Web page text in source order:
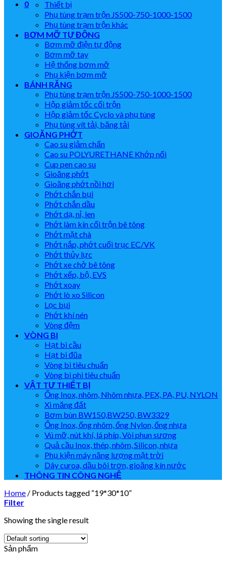
0
Thiết bị
Phụ tùng trạm trộn JS500-750-1000-1500
Phụ tùng trạm trộn khác
BƠM MỠ TỰ ĐỘNG
Bơm mỡ điện tự động
Bơm mỡ tay
Hệ thống bơm mỡ
Phụ kiện bơm mỡ
BÁNH RĂNG
Phụ tùng trạm trộn JS500-750-1000-1500
Hộp giảm tốc cối trộn
Hộp giảm tốc Cyclo và phụ tùng
Phụ tùng vít tải, băng tải
GIOĂNG PHỚT
Cao su giảm chấn
Cao su POLYURETHANE Khớp nối
Cup pen cao su
Gioăng phớt
Gioăng phớt nồi hơi
Phớt chắn bụi
Phớt chắn dầu
Phớt dạ, nỉ, len
Phớt làm kín cối trộn bê tông
Phớt mặt chà
Phớt nắp, phớt cuối trục EC/VK
Phớt thủy lực
Phớt xe chở bê tông
Phớt xếp, bộ, EVS
Phớt xoay
Phớt lò xo Silicon
Lọc bụi
Phớt khí nén
Vòng đệm
VÒNG BI
Hạt bi cầu
Hạt bi đũa
Vòng bi tiêu chuẩn
Vòng bi phi tiêu chuẩn
VẬT TƯ THIẾT BỊ
Ống Inox, nhôm, Nhôm nhựa, PEX, PA, PU, NYLON
Xi măng đất
Bơm bùn BW150,BW250, BW3329
Ống Inox, ống nhôm, ống Nylon, ống nhựa
Vú mỡ, nút khí, lá phíp, Vòi phun sương
Quả cầu Inox, thép, nhôm, Silicon, nhựa
Phụ kiện máy năng lượng mặt trời
Dây curoa, dầu bôi trơn, gioăng kín nước
THÔNG TIN CÔNG NGHỆ
Home / Products tagged “19*30*10”
Filter
Showing the single result
Sản phẩm